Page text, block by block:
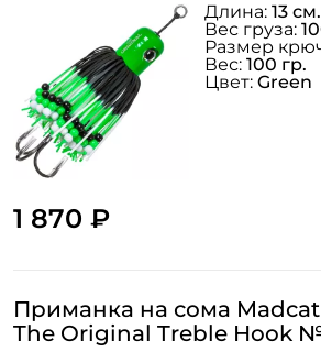
1 870 ₽
Длина: 13 см.
Вес груза:
Размер
Вес: 100 гр.
Цвет: Green
Приманка на сома Madcat
The Original Treble Hook